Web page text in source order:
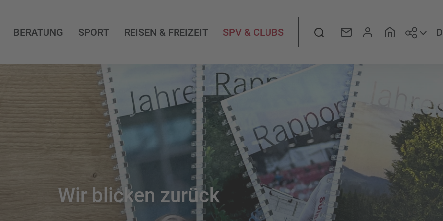
BERATUNG SPORT REISEN & FREIZEIT SPV & CLUBS Suche
Wir blicken zurück